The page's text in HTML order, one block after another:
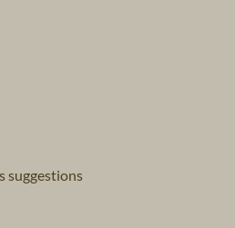
suggestions